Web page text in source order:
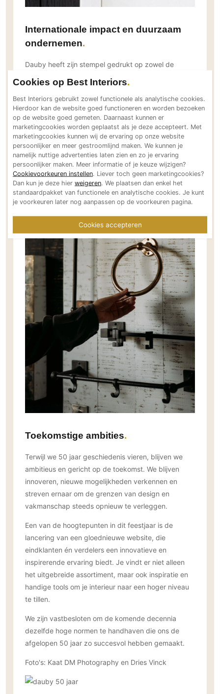
Technologie
Audio/Video
Thuisbioscoop
Mirror TV
Fitnessapparatuur
Wifi
Overig
Aannemers Interieur
Akoestiek
Binnenzwembaden
Wellness
Wijnkelder en wijnkasten
Internationale impact en duurzaam
ondernemen
Dauby heeft zijn stempel gedrukt op zowel de
Belgische als internationale markten, met een sterke
focus op duurzaam ondernemen.
We hebben altijd geweten dat de toekomst van ons
vakmanschap niet alleen ligt in producten van hoge
kwaliteit, maar ook in een duurzame manier van
werken.
Toekomstige ambities
Terwijl we 50 jaar geschiedenis vieren, blijven we
ambitieus en gericht op de toekomst. We blijven
innoveren, nieuwe mogelijkheden verkennen en
streven ernaar om de grenzen van design en
vakmanschap steeds opnieuw te verleggen.
Een van de hoogtepunten in dit feestjaar is de
lancering van een gloednieuwe website, die
eindklanten én verdelers een innovatieve en
inspirerende ervaring biedt. Je vindt er niet alleen
het uitgebreide assortiment, maar ook inspiratie en
handige tools om je interieur naar een hoger niveau
te tillen.
We zijn vastbesloten om de komende decennia
dezelfde hoge normen te handhaven die ons de
afgelopen 50 jaar zo succesvol hebben gemaakt.
Foto's: Kaat DM Photography en Dries Vinck
Cookies op Best Interiors
Best Interiors gebruikt zowel functionele als analytische cookies.
Hierdoor kan de website goed functioneren en worden bezoeken
op de website goed gemeten. Daarnaast kunnen er
marketingcookies worden geplaatst als je deze accepteert. Met
marketingcookies kunnen wij de ervaring op onze website
persoonlijker en meer gestroomlijnd maken. We kunnen je
namelijk nuttige advertenties laten zien en zo je ervaring
persoonlijker maken. Meer informatie of je keuze wijzigen?
Cookievoorkeuren instellen. Liever toch geen marketingcookies?
Dan kun je deze hier weigeren. We plaatsen dan enkel het
standaardpakket van functionele en analytische cookies. Je kunt
je voorkeuren later nog aanpassen op de voorkeuren pagina.
Cookies accepteren